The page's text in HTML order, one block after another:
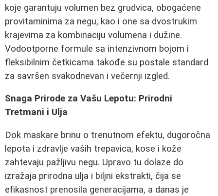
koje garantuju volumen bez grudvica, obogaćene
provitaminima za negu, kao i one sa dvostrukim
krajevima za kombinaciju volumena i dužine.
Vodootporne formule sa intenzivnom bojom i
fleksibilnim četkicama takođe su postale standard
za savršen svakodnevan i večernji izgled.
Snaga Prirode za Vašu Lepotu: Prirodni
Tretmani i Ulja
Dok maskare brinu o trenutnom efektu, dugoročna
lepota i zdravlje vaših trepavica, kose i kože
zahtevaju pažljivu negu. Upravo tu dolaze do
izražaja prirodna ulja i biljni ekstrakti, čija se
efikasnost prenosila generacijama, a danas je